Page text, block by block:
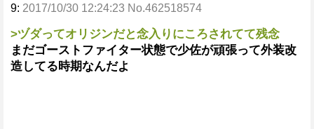
9: 2017/10/30 12:24:23 No.462518574
>ヅダってオリジンだと念入りにころされてて残念
まだゴーストファイター状態で少佐が頑張って外装改
造してる時期なんだよ